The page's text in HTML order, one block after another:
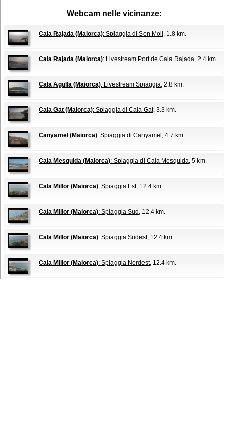
Webcam nelle vicinanze:
Cala Rajada (Maiorca): Spiaggia di Son Moll , 1.8 km.
Cala Rajada (Maiorca): Livestream Port de Cala Rajada, 2.4 km.
Cala Agulla (Maiorca): Livestream Spiaggia, 2.8 km.
Cala Gat (Maiorca): Spiaggia di Cala Gat, 3.3 km.
Canyamel (Maiorca): Spiaggia di Canyamel , 4.7 km.
Cala Mesquida (Maiorca): Spiaggia di Cala Mesquida, 5 km.
Cala Millor (Maiorca): Spiaggia Est, 12.4 km.
Cala Millor (Maiorca): Spiaggia Sud , 12.4 km.
Cala Millor (Maiorca): Spiaggia Sudest, 12.4 km.
Cala Millor (Maiorca): Spiaggia Nordest, 12.4 km.